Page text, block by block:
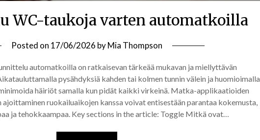
WC-taukoja varten automatkoilla
Posted on 17/06/2026 byMia Thompson
automatkoilla on ratkaisevan tärkeää mukavan ja miellyttävän
pysähdyksiä kahden tai kolmen tunnin välein ja huomioimalla
häiriöt samalla kun pidät kaikki virkeinä. Matka-applikaatioiden
ruokailuaikojen kanssa voivat entisestään parantaa kokemusta,
ja tehokkaampaa. Key sections in the article: Toggle Mitkä ovat…